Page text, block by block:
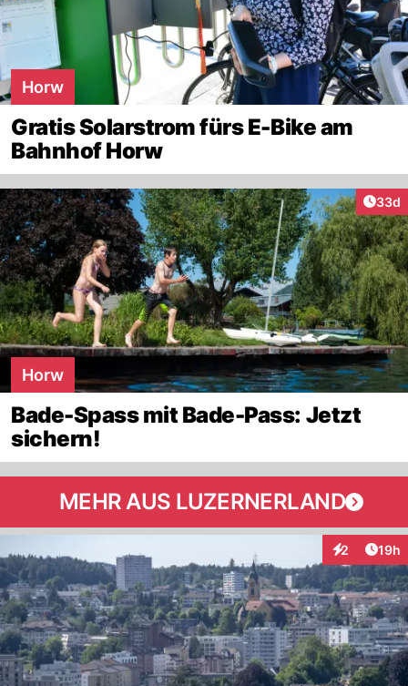
Horw
Gratis Solarstrom fürs E-Bike am
Bahnhof Horw
33d
Horw
Bade-Spass mit Bade-Pass: Jetzt
sichern!
MEHR AUS LUZERNERLAND
2
Interaktionen
19h